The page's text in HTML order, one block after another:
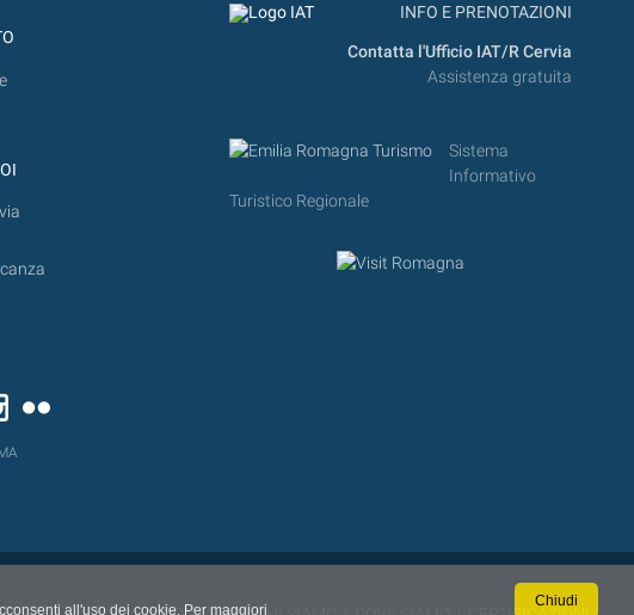
all'uso dei cookie. Per maggiori
Chiudi
Instagram
INFO E PRENOTAZIONI
Contatta l'Ufficio IAT/R Cervia
Assistenza gratuita
Sistema
Informativo
Turistico Regionale